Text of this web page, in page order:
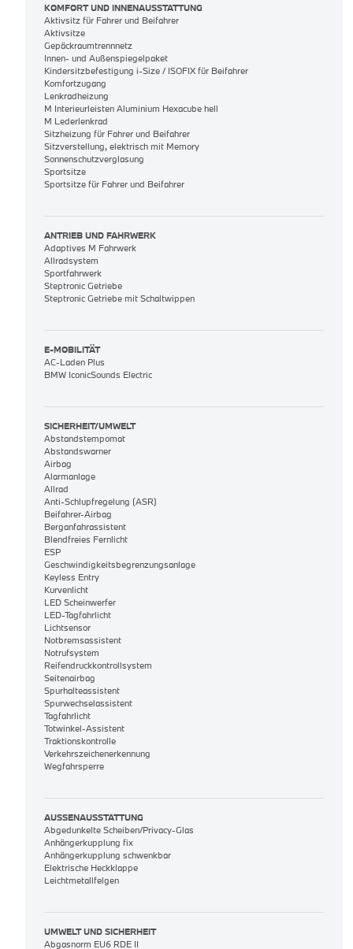
KOMFORT UND INNENAUSSTATTUNG
Aktivsitz für Fahrer und Beifahrer
Aktivsitze
Gepäckraumtrennnetz
Innen- und Außenspiegelpaket
Kindersitzbefestigung i-Size / ISOFIX für Beifahrer
Komfortzugang
Lenkradheizung
M Interieurleisten Aluminium Hexacube hell
M Lederlenkrad
Sitzheizung für Fahrer und Beifahrer
Sitzverstellung, elektrisch mit Memory
Sonnenschutzverglasung
Sportsitze
Sportsitze für Fahrer und Beifahrer
ANTRIEB UND FAHRWERK
Adaptives M Fahrwerk
Allradsystem
Sportfahrwerk
Steptronic Getriebe
Steptronic Getriebe mit Schaltwippen
E-MOBILITÄT
AC-Laden Plus
BMW IconicSounds Electric
SICHERHEIT/UMWELT
Abstandstempomat
Abstandswarner
Airbag
Alarmanlage
Allrad
Anti-Schlupfregelung (ASR)
Beifahrer-Airbag
Berganfahrassistent
Blendfreies Fernlicht
ESP
Geschwindigkeitsbegrenzungsanlage
Keyless Entry
Kurvenlicht
LED Scheinwerfer
LED-Tagfahrlicht
Lichtsensor
Notbremsassistent
Notrufsystem
Reifendruckkontrollsystem
Seitenairbag
Spurhalteassistent
Spurwechselassistent
Tagfahrlicht
Totwinkel-Assistent
Traktionskontrolle
Verkehrszeichenerkennung
Wegfahrsperre
AUSSENAUSSTATTUNG
Abgedunkelte Scheiben/Privacy-Glas
Anhängerkupplung fix
Anhängerkupplung schwenkbar
Elektrische Heckklappe
Leichtmetallfelgen
UMWELT UND SICHERHEIT
Abgasnorm EU6 RDE II